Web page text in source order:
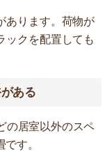
あります。荷物が
ックを配置しても
ある
の居室以外のスペ
す。